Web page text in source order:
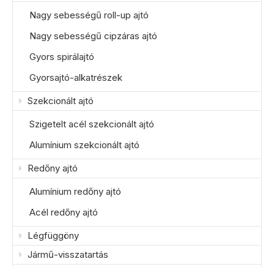
Nagy sebességű roll-up ajtó
Nagy sebességű cipzáras ajtó
Gyors spirálajtó
Gyorsajtó-alkatrészek
Szekcionált ajtó
Szigetelt acél szekcionált ajtó
Alumínium szekcionált ajtó
Redőny ajtó
Alumínium redőny ajtó
Acél redőny ajtó
Légfüggöny
Jármű-visszatartás